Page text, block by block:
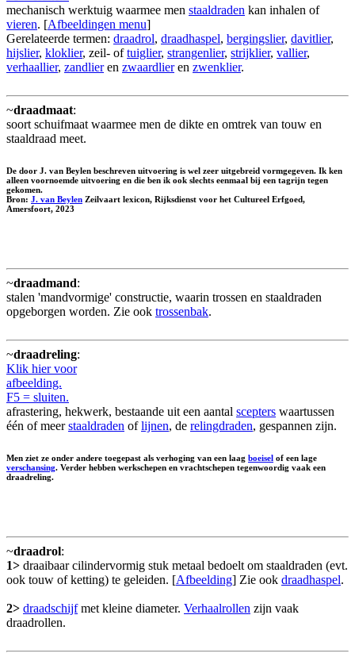
mechanisch werktuig waarmee men staaldraden kan inhalen of
vieren. [Afbeeldingen menu]
Gerelateerde termen: draadrol, draadhaspel, bergingslier, davitlier,
hijslier, kloklier, zeil- oftuiglier, strangenlier, strijklier, vallier,
verhaallier, zandlieren zwaardlieren zwenklier.
~draadmaat:
soort schuifmaat waarmee men de dikte en omtrek van touw en
staaldraad meet.
De door J. van Beylen beschreven uitvoering is wel zeer uitgebreid vormgegeven. Ik ken
alleen voornoemde uitvoering en die ben ik ook slechts eenmaal bij een tagrijn tegen
gekomen.
Bron: J. van Beylen Zeilvaart lexicon, Rijksdienst voor het Cultureel Erfgoed,
Amersfoort, 2023
~draadmand:
stalen 'mandvormige' constructie, waarin trossen en staaldraden
opgeborgen worden. Zie ook trossenbak.
~draadreling:
Klik hier voor
afbeelding.
F5 = sluiten.
afrastering, hekwerk, bestaande uit een aantal scepters waartussen
één of meerstaaldraden oflijnen, de relingdraden, gespannen zijn.
Men ziet ze onder andere toegepast als verhoging van een laag boeisel of een lage
verschansing. Verder hebben werkschepen en vrachtschepen tegenwoordig vaak een
draadreling.
~draadrol:
1> draaibaar cilindervormig stuk metaal bedoelt om staaldraden (evt.
ook touw of ketting) te geleiden. [Afbeelding] Zie ook draadhaspel.
2> draadschijfmet kleine diameter. Verhaalrollen zijn vaak
draadrollen.